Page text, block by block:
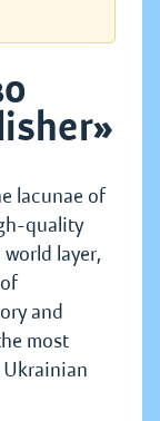
lacunae of
quality
layer,
and
most